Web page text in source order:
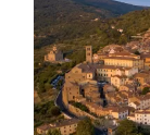
La Biblioteca
Contatti